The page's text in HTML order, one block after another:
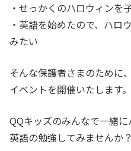
・せっかくのハロウィンを
・英語を始めたので、ハロ
みたい
そんな保護者さまのために
イベントを開催いたします。
QQキッズのみんなで一緒に
英語の勉強してみませんか？